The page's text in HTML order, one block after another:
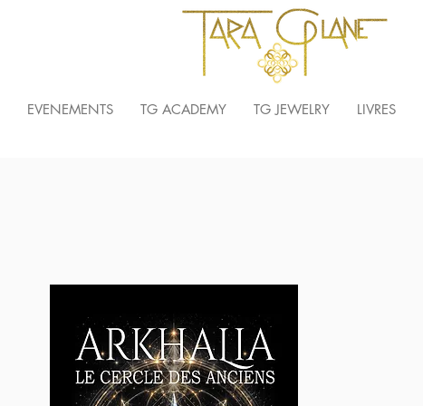
EVENEMENTS TG ACADEMY TG JEWELRY LIVRES